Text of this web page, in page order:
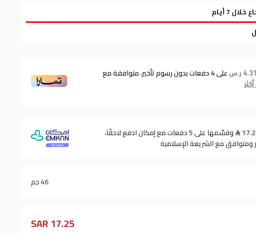
4.31 ر.س على4دفعات بدون رسوم تأخير، متوافقة مع
وقسّمها على 5 دفعات مع إمكان ادفع لاحقًا،
ومتوافق مع الشريعة الإسلامية
46 جم
17.25 SAR